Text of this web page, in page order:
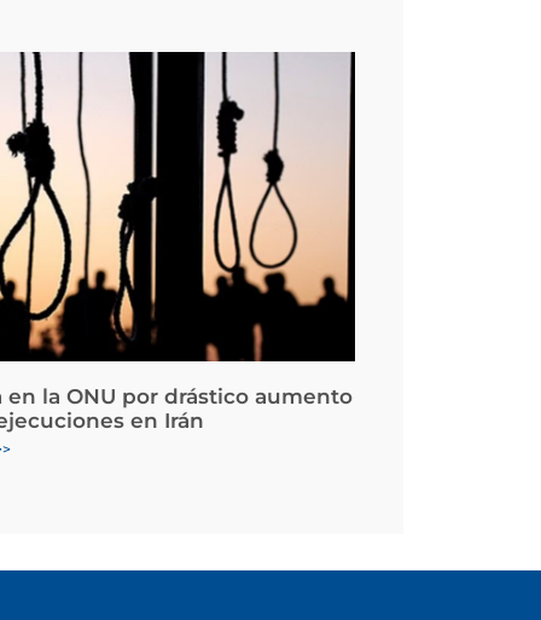
en la ONU por drástico aumento
en Irán